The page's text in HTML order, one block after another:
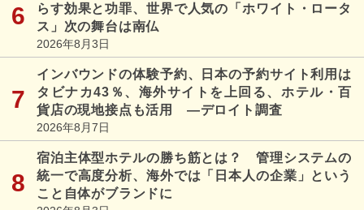
らす効果と功罪、世界で人気の「ホワイト・ロータ
ス」次の舞台は南仏
2026年8月3日
インバウンドの体験予約、日本の予約サイト利用は
タビナカ43％、海外サイトを上回る、ホテル・百
貨店の現地接点も活用 ―デロイト調査
2026年8月7日
宿泊主体型ホテルの勝ち筋とは？ 管理システムの
統一で高度分析、海外では「日本人の企業」という
こと自体がブランドに